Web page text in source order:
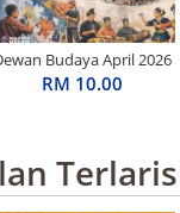
Budaya April 2026
RM 10.00
Terlaris